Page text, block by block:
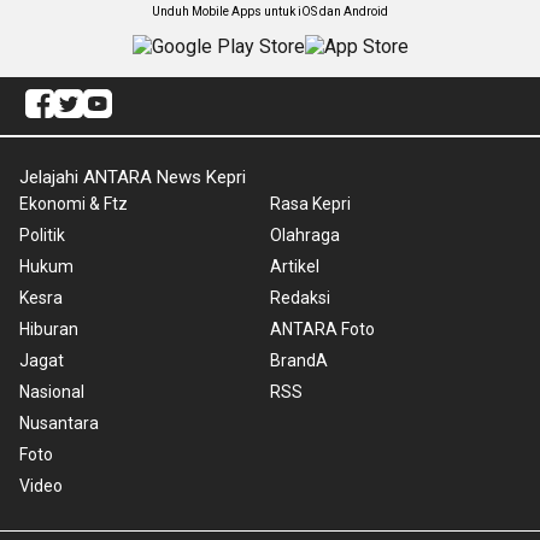
Unduh Mobile Apps untuk iOS dan Android
Jelajahi ANTARA News Kepri
Ekonomi & Ftz
Politik
Hukum
Kesra
Hiburan
Jagat
Nasional
Nusantara
Foto
Video
Rasa Kepri
Olahraga
Artikel
Redaksi
ANTARA Foto
BrandA
RSS